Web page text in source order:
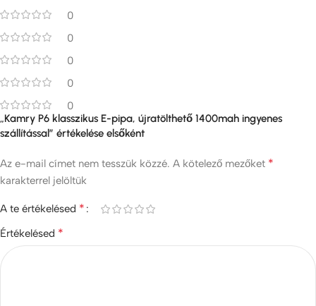
0
0
0
0
0
„Kamry P6 klasszikus E-pipa, újratölthető 1400mah ingyenes
szállítással” értékelése elsőként
Az e-mail címet nem tesszük közzé. A kötelező mezőket *
karakterrel jelöltük
A te értékelésed *
Értékelésed *